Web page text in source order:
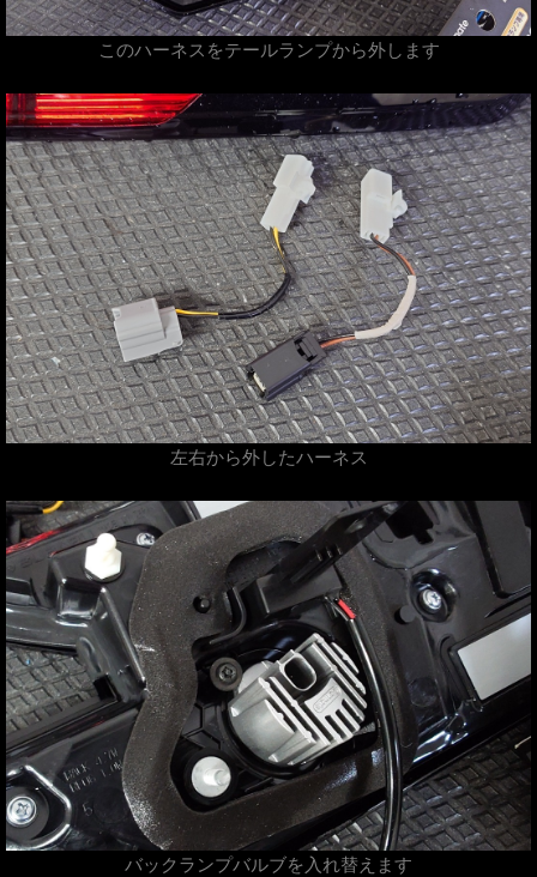
このハーネスをテールランプから外します
左右から外したハーネス
バックランプバルブを入れ替えます